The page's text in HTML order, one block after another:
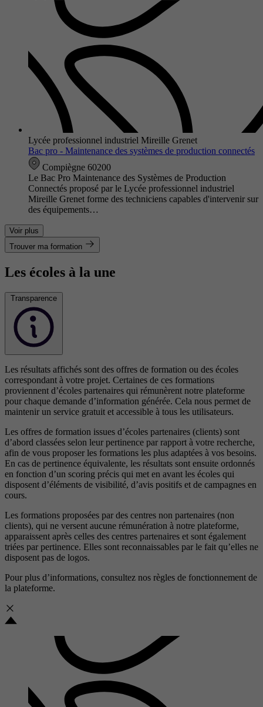
Lycée professionnel industriel Mireille Grenet
Bac pro - Maintenance des systèmes de production connectés
Compiègne 60200
Le Bac Pro Maintenance des Systèmes de Production
Connectés proposé par le Lycée professionnel industriel
Mireille Grenet forme des techniciens capables d'intervenir sur
des équipements…
Voir plus
Trouver ma formation
Les écoles à la une
Transparence
Les résultats affichés sont des offres de formation ou des écoles
correspondant à votre projet. Certaines de ces formations
proviennent d’écoles partenaires qui rémunèrent notre plateforme
pour chaque demande d’information générée. Cela nous permet de
maintenir un service gratuit et accessible à tous les utilisateurs.
Les offres de formation issues d’écoles partenaires (clients) sont
d’abord classées selon leur pertinence par rapport à votre recherche,
afin de vous proposer les formations les plus adaptées à vos besoins.
En cas de pertinence équivalente, les résultats sont ensuite ordonnés
en fonction d’un scoring précis qui met en avant les écoles qui
disposent d’éléments de visibilité, d’avis positifs et de campagnes en
cours.
Les formations proposées par des centres non partenaires (non
clients), qui ne versent aucune rémunération à notre plateforme,
apparaissent après celles des centres partenaires et sont également
triées par pertinence. Elles sont reconnaissables par le fait qu’elles ne
disposent pas de logos.
Pour plus d’informations, consultez nos règles de fonctionnement de
la plateforme.